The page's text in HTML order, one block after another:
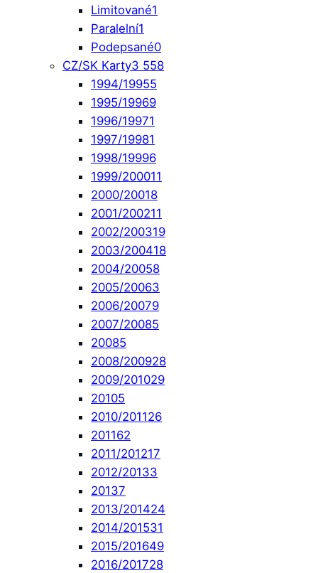
Limitované1
Paralelní1
Podepsané0
CZ/SK Karty3 558
1994/19955
1995/19969
1996/19971
1997/19981
1998/19996
1999/200011
2000/20018
2001/200211
2002/200319
2003/200418
2004/20058
2005/20063
2006/20079
2007/20085
20085
2008/200928
2009/201029
20105
2010/201126
201162
2011/201217
2012/20133
20137
2013/201424
2014/201531
2015/201649
2016/201728